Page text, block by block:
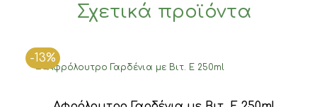
Σχετικά προϊόντα
-13%